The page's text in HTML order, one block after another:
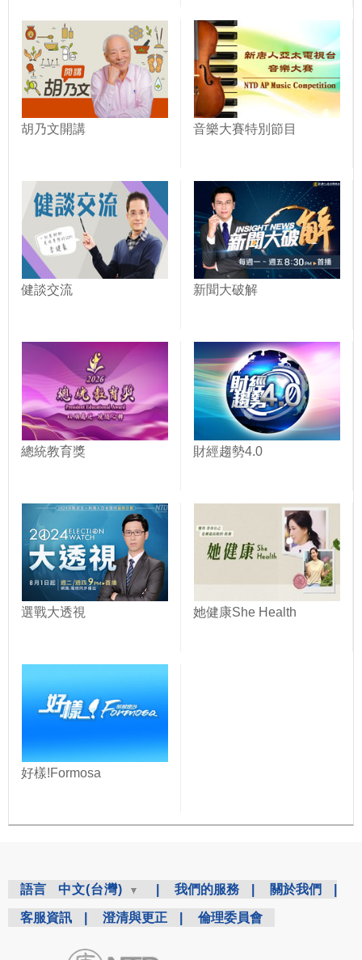
胡乃文開講 音樂大賽特別節目
健談交流 新聞大破解
總統教育獎 財經趨勢4.0
選戰大透視 她健康She Health
好樣!Formosa
語言 中文(台灣) 我們的服務 關於我們
客服資訊 澄清與更正 倫理委員會